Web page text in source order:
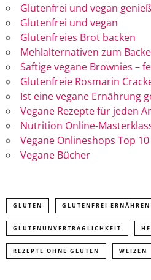
Glutenfrei und vegan
Glutenfrei und vegan
Glutenfreies Brot backen
Mehlalternativen zum
Saftige vegane Brownies –
Glutenfreie Rosmarin
Ist eine vegane Ernährung
Vegane Rezepte für jeden
Nutrition Online-
Vegane Onlineshops Top 10
Vegane Bücher
GLUTEN GLUTENFREI ERNÄHREN
GLUTENUNVERTRÄGLICHKEIT
REZEPTE OHNE GLUTEN WEIZEN